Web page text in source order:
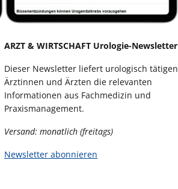
ARZT & WIRTSCHAFT Urologie-Newsletter
Dieser Newsletter liefert urologisch tätigen
Ärztinnen und Ärzten die relevanten
Informationen aus Fachmedizin und
Praxismanagement.
Versand: monatlich (freitags)
Newsletter abonnieren